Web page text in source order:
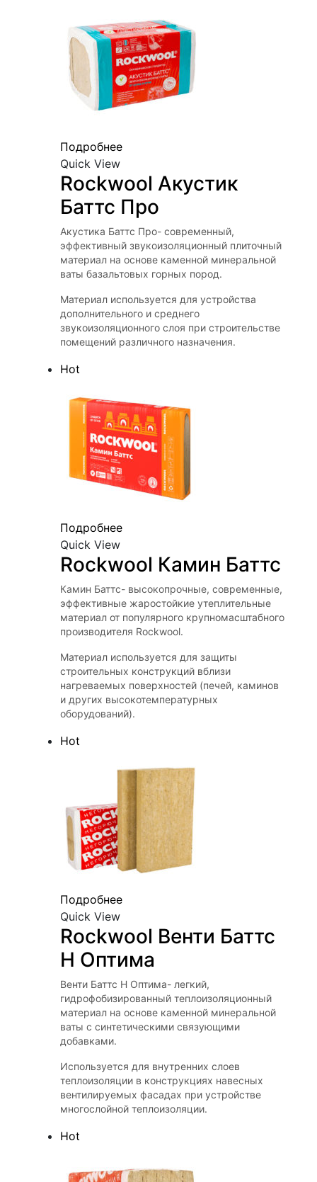
Подробнее
Quick View
Rockwool Акустик
Баттс Про
Акустика Баттс Про- современный,
эффективный звукоизоляционный плиточный
материал на основе каменной минеральной
ваты базальтовых горных пород.
Материал используется для устройства
дополнительного и среднего
звукоизоляционного слоя при строительстве
помещений различного назначения.
Hot
Подробнее
Quick View
Rockwool Камин Баттс
Камин Баттс- высокопрочные, современные,
эффективные жаростойкие утеплительные
материал от популярного крупномасштабного
производителя Rockwool.
Материал используется для защиты
строительных конструкций вблизи
нагреваемых поверхностей (печей, каминов
и других высокотемпературных
оборудований).
Hot
Подробнее
Quick View
Rockwool Венти Баттс
Н Оптима
Венти Баттс Н Оптима- легкий,
гидрофобизированный теплоизоляционный
материал на основе каменной минеральной
ваты с синтетическими связующими
добавками.
Используется для внутренних слоев
теплоизоляции в конструкциях навесных
вентилируемых фасадах при устройстве
многослойной теплоизоляции.
Hot